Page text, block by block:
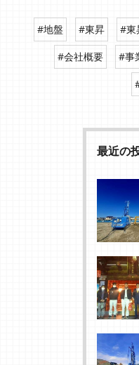
#地盤 #東昇 #東
#会社概要 #事
最近の